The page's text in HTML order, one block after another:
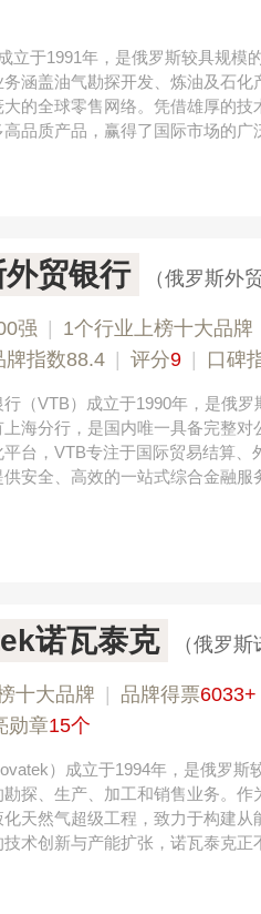
立于1991年，是俄罗斯较具规模
务涵盖油气勘探开发、炼油及石
的全球零售网络。凭借雄厚的
品质产品，赢得了国际市场的广
贸银行 （俄罗斯外
强 1个行业上榜十大品牌
牌指数88.4 评分9 口碑
（VTB）成立于1990年，是俄
海分行，是国内唯一具备完整
平台，VTB专注于国际贸易结算
安全、高效的一站式综合金融服
诺瓦泰克 （俄罗
十大品牌 品牌得票6033+
勋章15个
）成立于1994年，是俄罗
探、生产、加工和销售业务。
化天然气超级工程，致力于构建
术创新与产能扩张，诺瓦泰克